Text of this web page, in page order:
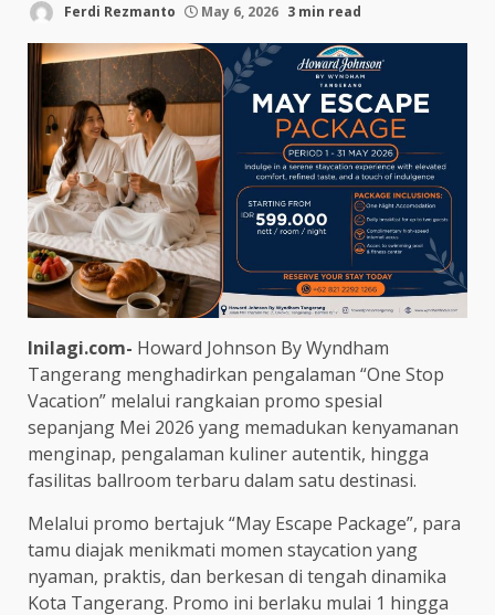
Ferdi Rezmanto May 6, 2026 3 min read
Inilagi.com- Howard Johnson By Wyndham
Tangerang menghadirkan pengalaman “One Stop
Vacation” melalui rangkaian promo spesial
sepanjang Mei 2026 yang memadukan kenyamanan
menginap, pengalaman kuliner autentik, hingga
fasilitas ballroom terbaru dalam satu destinasi.
Melalui promo bertajuk “May Escape Package”, para
tamu diajak menikmati momen staycation yang
nyaman, praktis, dan berkesan di tengah dinamika
Kota Tangerang. Promo ini berlaku mulai 1 hingga